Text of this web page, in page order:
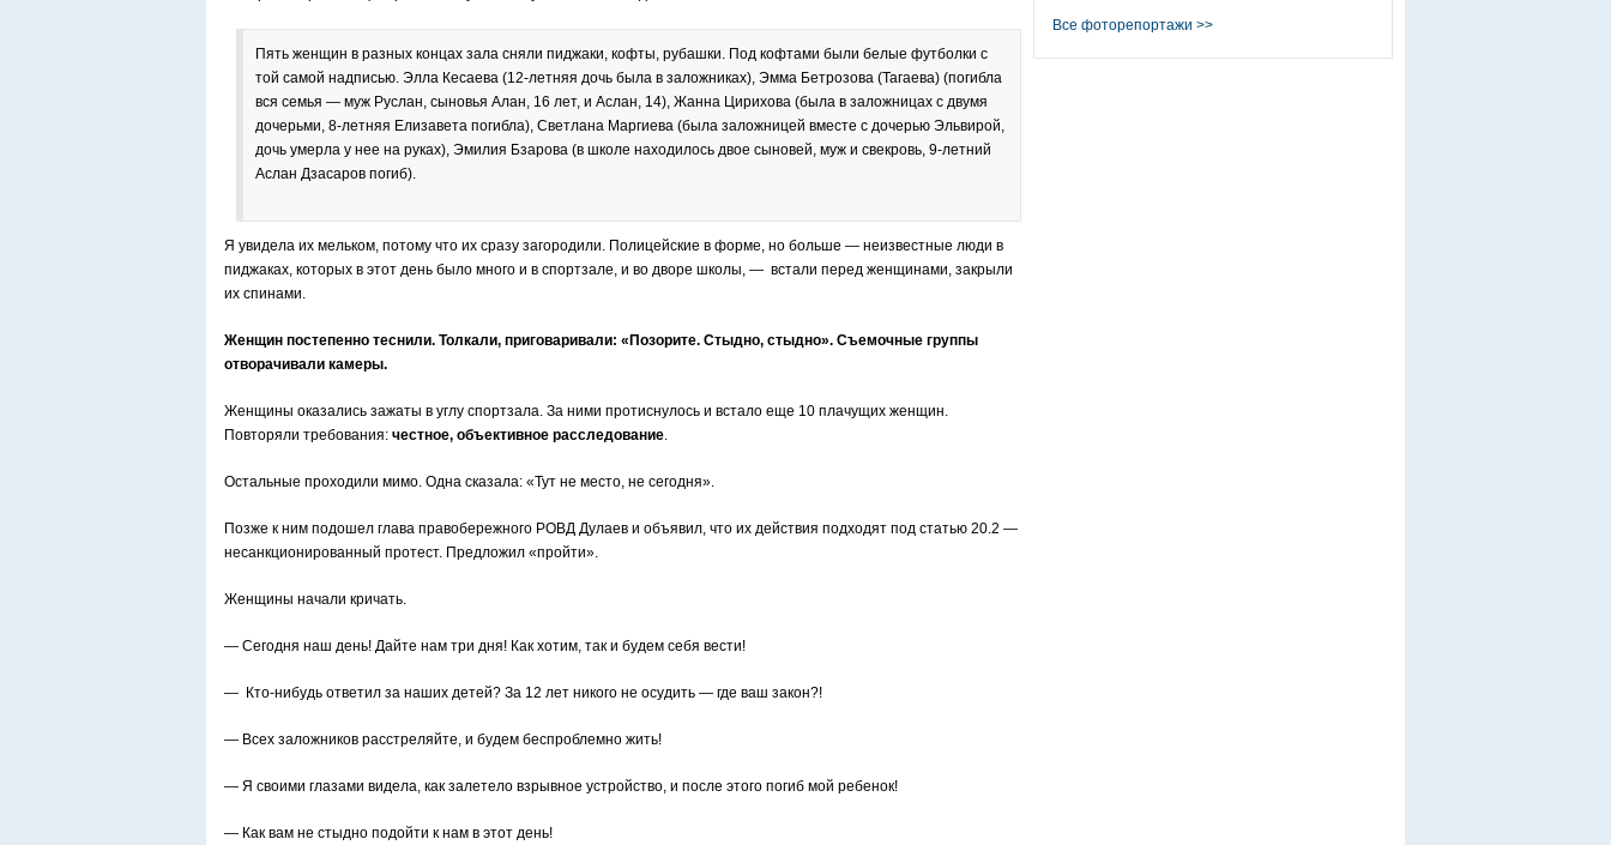
Пять женщин в разных концах зала сняли пиджаки, кофты, рубашки. Под кофтами были белые футболки с
той самой надписью. Элла Кесаева (12-летняя дочь была в заложниках), Эмма Бетрозова (Тагаева) (погибла
вся семья — муж Руслан, сыновья Алан, 16 лет, и Аслан, 14), Жанна Цирихова (была в заложницах с двумя
дочерьми, 8-летняя Елизавета погибла), Светлана Маргиева (была заложницей вместе с дочерью Эльвирой,
дочь умерла у нее на руках), Эмилия Бзарова (в школе находилось двое сыновей, муж и свекровь, 9-летний
Аслан Дзасаров погиб).
Я увидела их мельком, потому что их сразу загородили. Полицейские в форме, но больше — неизвестные люди в
пиджаках, которых в этот день было много и в спортзале, и во дворе школы, — встали перед женщинами, закрыли
их спинами.
Женщин постепенно теснили. Толкали, приговаривали: «Позорите. Стыдно, стыдно». Съемочные группы
отворачивали камеры.
Женщины оказались зажаты в углу спортзала. За ними протиснулось и встало еще 10 плачущих женщин.
Повторяли требования: честное, объективное расследование.
Остальные проходили мимо. Одна сказала: «Тут не место, не сегодня».
Позже к ним подошел глава правобережного РОВД Дулаев и объявил, что их действия подходят под статью 20.2 —
несанкционированный протест. Предложил «пройти».
Женщины начали кричать.
— Сегодня наш день! Дайте нам три дня! Как хотим, так и будем себя вести!
— Кто-нибудь ответил за наших детей? За 12 лет никого не осудить — где ваш закон?!
— Всех заложников расстреляйте, и будем беспроблемно жить!
— Я своими глазами видела, как залетело взрывное устройство, и после этого погиб мой ребенок!
— Как вам не стыдно подойти к нам в этот день!
Все фоторепортажи >>